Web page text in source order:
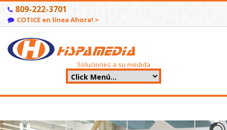
809-222-3701
COTICE en línea Ahora! >
Soluciones a su medida